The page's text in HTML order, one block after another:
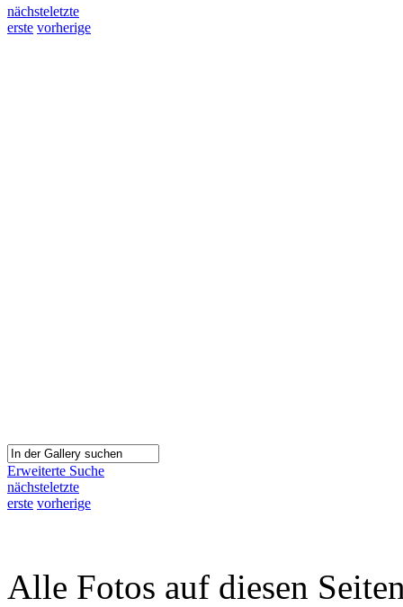
nächsteletzte
erste vorherige
Erweiterte Suche
nächsteletzte
erste vorherige
Alle Fotos auf diesen